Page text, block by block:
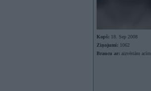
Kopš: 18. Sep 2008
Ziņojumi: 1062
Braucu ar: aizvērtām acīm